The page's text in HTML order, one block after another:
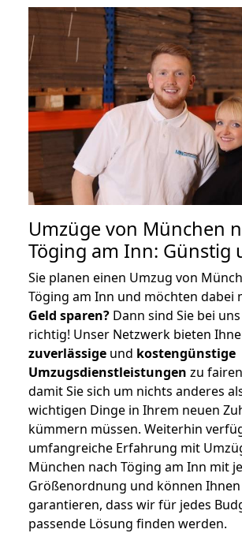
Umzüge von München
Töging am Inn: Günstig
Sie planen einen Umzug von
Töging am Inn und möchten dabei
Geld sparen? Dann sind Sie bei
richtig! Unser Netzwerk bieten
zuverlässige und kostengünstige
Umzugsdienstleistungen zu
damit Sie sich um nichts anderes
wichtigen Dinge in Ihrem neuen
kümmern müssen. Weiterhin
umfangreiche Erfahrung mit
München nach Töging am Inn mit
Größenordnung und können
garantieren, dass wir für jedes
passende Lösung finden werden.